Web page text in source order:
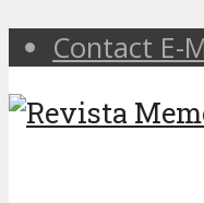
Contact E-